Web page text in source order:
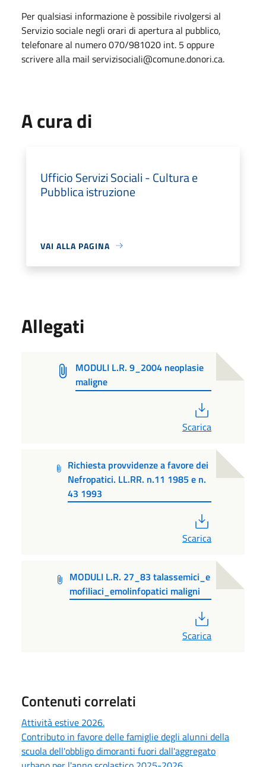
Per qualsiasi informazione è possibile rivolgersi al
Servizio sociale negli orari di apertura al pubblico,
telefonare al numero 070/981020 int. 5 oppure
scrivere alla mail servizisociali@comune.donori.ca.
A cura di
Ufficio Servizi Sociali - Cultura e
Pubblica istruzione
VAI ALLA PAGINA
Allegati
MODULI L.R. 9_2004 neoplasie
maligne
Scarica
Richiesta provvidenze a favore dei
Nefropatici. LL.RR. n.11 1985 e n.
43 1993
Scarica
MODULI L.R. 27_83 talassemici_e
mofiliaci_emolinfopatici maligni
Scarica
Contenuti correlati
Attività estive 2026.
Contributo in favore delle famiglie degli alunni della
scuola dell'obbligo dimoranti fuori dall'aggregato